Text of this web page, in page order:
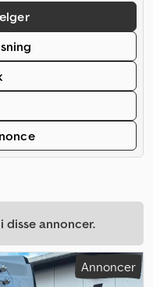
disse annoncer.
Annoncer